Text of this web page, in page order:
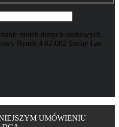
moich danych osobowych
Rynek 4 62-002 Suchy Las
UMÓWIENIU